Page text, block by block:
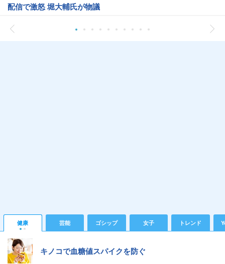
配信で激怒 堀大輔氏が物議
健康 芸能 ゴシップ 女子 トレンド
キノコで血糖値スパイクを防ぐ